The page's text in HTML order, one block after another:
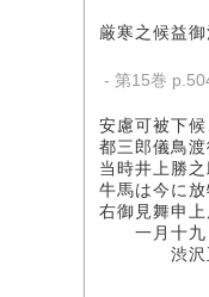
（
厳寒之候益
- 第15巻
安慮可被下
都三郎儀鳥
当時井上勝
牛馬は今に
右御見舞申
一
渋沢正